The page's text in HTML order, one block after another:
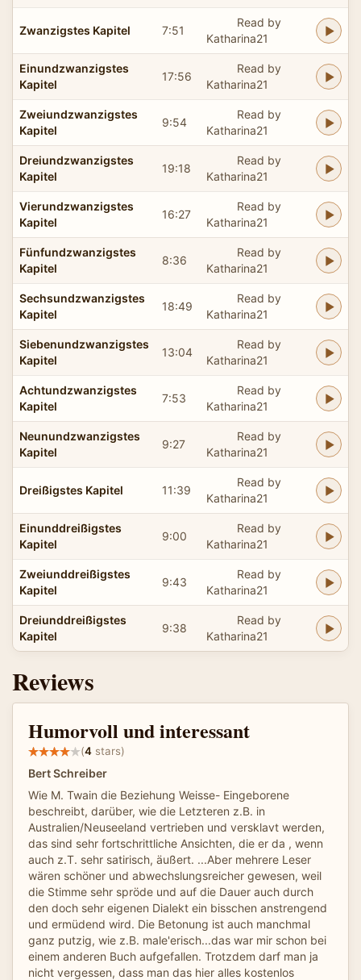
Zwanzigstes Kapitel 7:51
Read by
Katharina21
Einundzwanzigstes
Kapitel
17:56
Read by
Katharina21
Zweiundzwanzigstes
Kapitel
9:54
Read by
Katharina21
Dreiundzwanzigstes
Kapitel
19:18
Read by
Katharina21
Vierundzwanzigstes
Kapitel
16:27
Read by
Katharina21
Fünfundzwanzigstes
Kapitel
8:36
Read by
Katharina21
Sechsundzwanzigstes
Kapitel
18:49
Read by
Katharina21
Siebenundzwanzigstes
Kapitel
13:04
Read by
Katharina21
Achtundzwanzigstes
Kapitel
7:53
Read by
Katharina21
Neunundzwanzigstes
Kapitel
9:27
Read by
Katharina21
Dreißigstes Kapitel 11:39
Read by
Katharina21
Einunddreißigstes
Kapitel
9:00
Read by
Katharina21
Zweiunddreißigstes
Kapitel
9:43
Read by
Katharina21
Dreiunddreißigstes
Kapitel
9:38
Read by
Katharina21
Reviews
Humorvoll und interessant
(4 stars)
Bert Schreiber
Wie M. Twain die Beziehung Weisse- Eingeborene
beschreibt, darüber, wie die Letzteren z.B. in
Australien/Neuseeland vertrieben und versklavt werden,
das sind sehr fortschrittliche Ansichten, die er da , wenn
auch z.T. sehr satirisch, äußert. ...Aber mehrere Leser
wären schöner und abwechslungsreicher gewesen, weil
die Stimme sehr spröde und auf die Dauer auch durch
den doch sehr eigenen Dialekt ein bisschen anstrengend
und ermüdend wird. Die Betonung ist auch manchmal
ganz putzig, wie z.B. male'erisch...das war mir schon bei
einem anderen Buch aufgefallen. Trotzdem darf man ja
nicht vergessen, dass man das hier alles kostenlos